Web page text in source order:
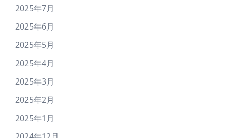
2025年7月
2025年6月
2025年5月
2025年4月
2025年3月
2025年2月
2025年1月